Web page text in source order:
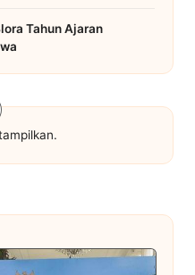
Tahun Ajaran